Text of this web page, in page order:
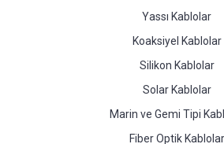
Yassı Kablolar
Koaksiyel Kablolar
Silikon Kablolar
Solar Kablolar
Marin ve Gemi Tipi
Fiber Optik Kablolar